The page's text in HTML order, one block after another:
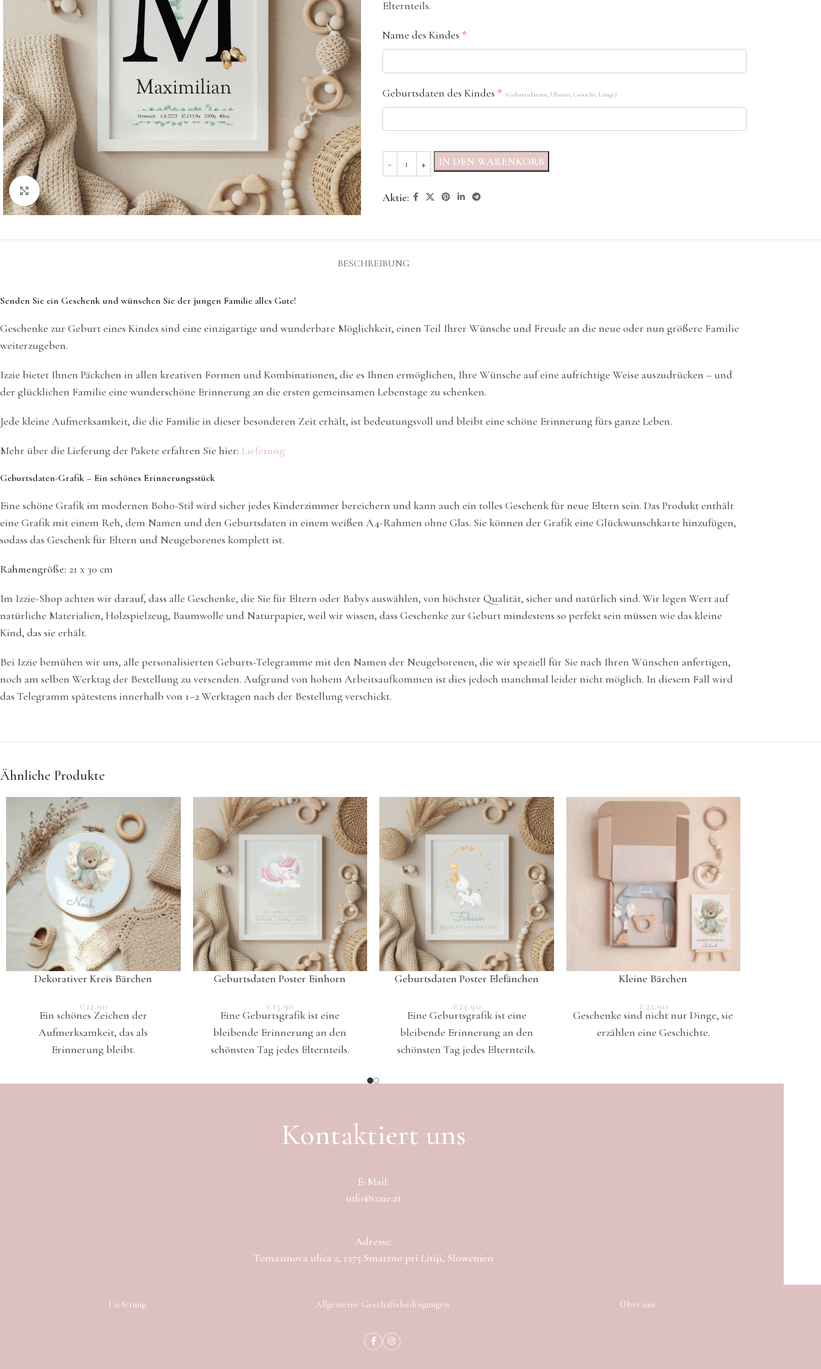
Klicken Sie hier, um zu vergrößern
Elternteils.
Name des Kindes *
Geburtsdaten des Kindes * (Geburtsdatum, Uhrzeit, Gewicht, Länge)
IN DEN WARENKORB
Aktie:
BESCHREIBUNG
Senden Sie ein Geschenk und wünschen Sie der jungen Familie alles Gute!
Geschenke zur Geburt eines Kindes sind eine einzigartige und wunderbare Möglichkeit, einen Teil Ihrer Wünsche und Freude an die neue oder nun größere Familie
weiterzugeben.
Izzie bietet Ihnen Päckchen in allen kreativen Formen und Kombinationen, die es Ihnen ermöglichen, Ihre Wünsche auf eine aufrichtige Weise auszudrücken – und
der glücklichen Familie eine wunderschöne Erinnerung an die ersten gemeinsamen Lebenstage zu schenken.
Jede kleine Aufmerksamkeit, die die Familie in dieser besonderen Zeit erhält, ist bedeutungsvoll und bleibt eine schöne Erinnerung fürs ganze Leben.
Mehr über die Lieferung der Pakete erfahren Sie hier: Lieferung
Geburtsdaten-Grafik – Ein schönes Erinnerungsstück
Eine schöne Grafik im modernen Boho-Stil wird sicher jedes Kinderzimmer bereichern und kann auch ein tolles Geschenk für neue Eltern sein. Das Produkt enthält
eine Grafik mit einem Reh, dem Namen und den Geburtsdaten in einem weißen A4-Rahmen ohne Glas. Sie können der Grafik eine Glückwunschkarte hinzufügen,
sodass das Geschenk für Eltern und Neugeborenes komplett ist.
Rahmengröße: 21 x 30 cm
Im Izzie-Shop achten wir darauf, dass alle Geschenke, die Sie für Eltern oder Babys auswählen, von höchster Qualität, sicher und natürlich sind. Wir legen Wert auf
natürliche Materialien, Holzspielzeug, Baumwolle und Naturpapier, weil wir wissen, dass Geschenke zur Geburt mindestens so perfekt sein müssen wie das kleine
Kind, das sie erhält.
Bei Izzie bemühen wir uns, alle personalisierten Geburts-Telegramme mit den Namen der Neugeborenen, die wir speziell für Sie nach Ihren Wünschen anfertigen,
noch am selben Werktag der Bestellung zu versenden. Aufgrund von hohem Arbeitsaufkommen ist dies jedoch manchmal leider nicht möglich. In diesem Fall wird
das Telegramm spätestens innerhalb von 1–2 Werktagen nach der Bestellung verschickt.
Ähnliche Produkte
Dekorativer Kreis Bärchen
€12.90
Ein schönes Zeichen der
Aufmerksamkeit, das als
Erinnerung bleibt.
Geburtsdaten Poster Einhorn
€13.90
Eine Geburtsgrafik ist eine
bleibende Erinnerung an den
schönsten Tag jedes Elternteils.
Geburtsdaten Poster Elefänchen
€13.90
Eine Geburtsgrafik ist eine
bleibende Erinnerung an den
schönsten Tag jedes Elternteils.
Kleine Bärchen
€22.90
Geschenke sind nicht nur Dinge, sie
erzählen eine Geschichte.
Kontaktiert uns
E-Mail:
info@izzie.at
Adresse:
Tomazinova ulica 2, 1275 Smartno pri Litiji, Slowenien
Lieferung Allgemeine Geschäftsbedingungen Über uns